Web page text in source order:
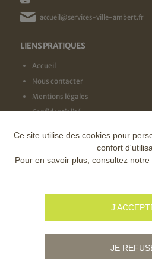
accueil@services-ville-ambert.fr
LIENS PRATIQUES
Accueil
Nous contacter
Mentions légales
Confidentialité
NOS LABELS
Ce site utilise des cookies pour
confort
Pour en savoir plus, consultez notre
JE